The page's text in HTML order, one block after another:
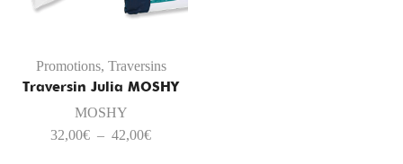
Promotions, Traversins
Traversin Julia MOSHY
MOSHY
32,00€ – 42,00€